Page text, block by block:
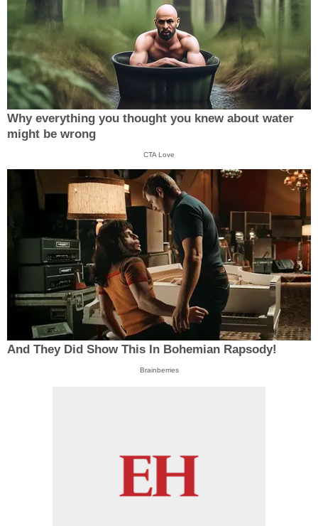
Why everything you thought you knew about water
might be wrong
CTA Love
And They Did Show This In Bohemian Rapsody!
Brainberries